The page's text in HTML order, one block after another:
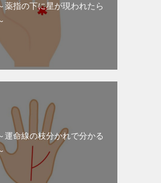
薬指の下に星が現われたら
運命線の枝分かれで分かる